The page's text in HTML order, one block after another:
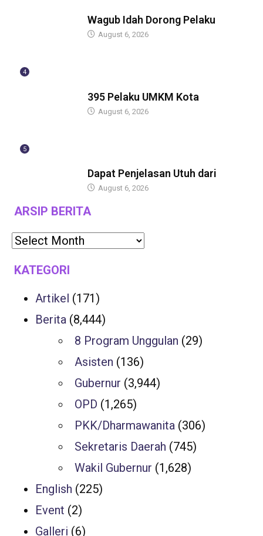
Wagub Idah Dorong Pelaku
August 6, 2026
4
395 Pelaku UMKM Kota
August 6, 2026
5
Dapat Penjelasan Utuh dari
August 6, 2026
ARSIP BERITA
KATEGORI
Artikel (171)
Berita (8,444)
8 Program Unggulan (29)
Asisten (136)
Gubernur (3,944)
OPD (1,265)
PKK/Dharmawanita (306)
Sekretaris Daerah (745)
Wakil Gubernur (1,628)
English (225)
Event (2)
Galleri (6)